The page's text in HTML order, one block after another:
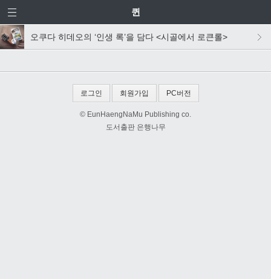
퀸
오쿠다 히데오의 ‘인생 록’을 담다 <시골에서 로큰롤>
로그인 회원가입 PC버전
© EunHaengNaMu Publishing co.
도서출판 은행나무